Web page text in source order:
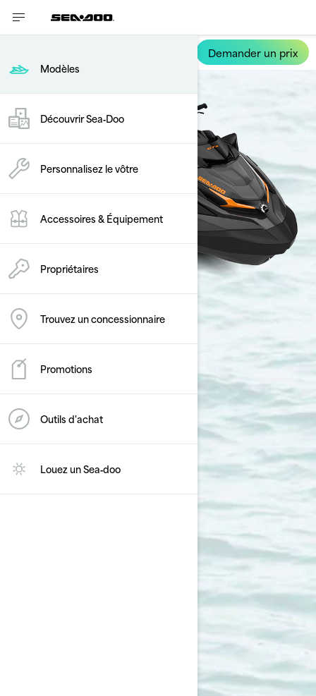
Modèles
Découvrir Sea‑Doo
Personnalisez le vôtre
Accessoires & Équipement
Propriétaires
Trouvez un concessionnaire
Promotions
Outils d'achat
Louez un Sea‑doo
Demander un prix